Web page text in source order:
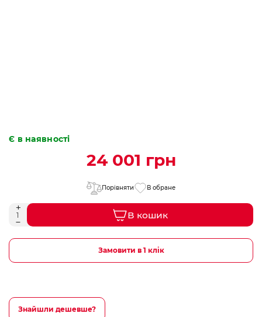
Є в наявності
24 001 грн
Порівняти В обране
В кошик
Замовити в 1 клік
Знайшли дешевше?